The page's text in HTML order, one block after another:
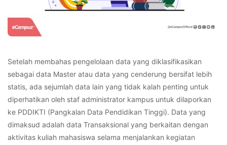
Setelah membahas pengelolaan data yang diklasifikasikan
sebagai data Master atau data yang cenderung bersifat lebih
statis, ada sejumlah data lain yang tidak kalah penting untuk
diperhatikan oleh staf administrator kampus untuk dilaporkan
ke PDDIKTI (Pangkalan Data Pendidikan Tinggi). Data yang
dimaksud adalah data Transaksional yang berkaitan dengan
aktivitas kuliah mahasiswa selama menjalankan kegiatan